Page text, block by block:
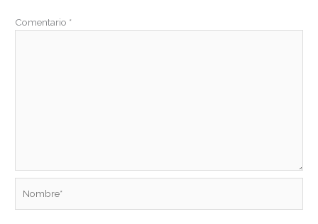
Comentario *